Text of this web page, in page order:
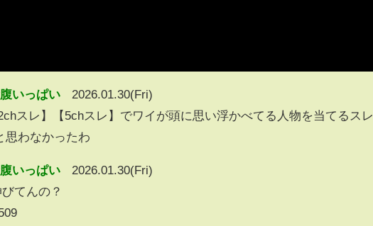
いっぱい
2026.01.30(Fri)
スレ】【5chスレ】でワイが頭に思い浮かべてる人物を当てるスレ
思わなかったわ
いっぱい
2026.01.30(Fri)
てんの？